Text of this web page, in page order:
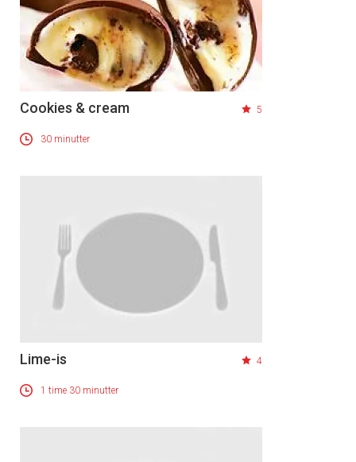
Cookies & cream 5
30 minutter
Lime-is 4
1 time 30 minutter